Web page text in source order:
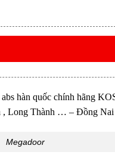
hàn quốc chính hãng
, Long Thành … – Đồng Nai
Megadoor